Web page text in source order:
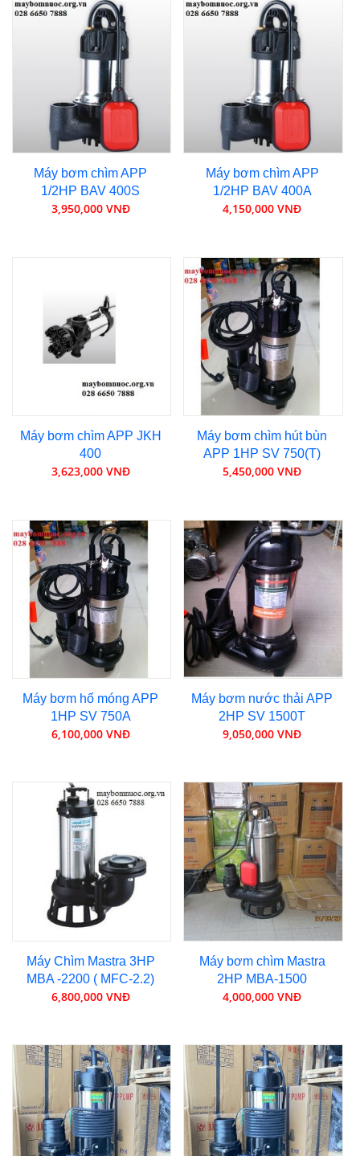
Máy bơm chìm APP
1/2HP BAV 400S
3,950,000 VNĐ
Máy bơm chìm APP
1/2HP BAV 400A
4,150,000 VNĐ
Máy bơm chìm APP JKH
400
3,623,000 VNĐ
Máy bơm chìm hút bùn
APP 1HP SV 750(T)
5,450,000 VNĐ
Máy bơm hố móng APP
1HP SV 750A
6,100,000 VNĐ
Máy bơm nước thải APP
2HP SV 1500T
9,050,000 VNĐ
Máy Chìm Mastra 3HP
MBA -2200 ( MFC-2.2)
6,800,000 VNĐ
Máy bơm chìm Mastra
2HP MBA-1500
4,000,000 VNĐ